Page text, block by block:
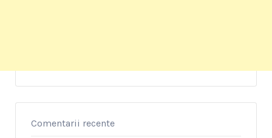
Comentarii recente